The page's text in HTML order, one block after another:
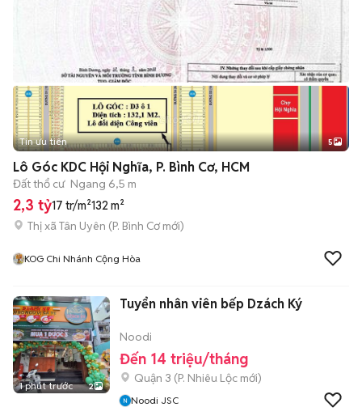
Tin ưu tiên 5
Lô Góc KDC Hội Nghĩa, P. Bình Cơ, HCM
Đất thổ cư Ngang 6,5 m
2,3 tỷ17 tr/m²132 m²
Thị xã Tân Uyên (P. Bình Cơmới)
KOG Chi Nhánh Cộng Hòa
1 phút trước 2
Tuyển nhân viên bếp Dzách Ký
Noodi
Đến 14 triệu/tháng
Quận 3 (P. Nhiêu Lộc mới)
Noodi JSC